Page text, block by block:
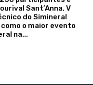
Sant’Anna, V
do Simineral
o maior evento
na...